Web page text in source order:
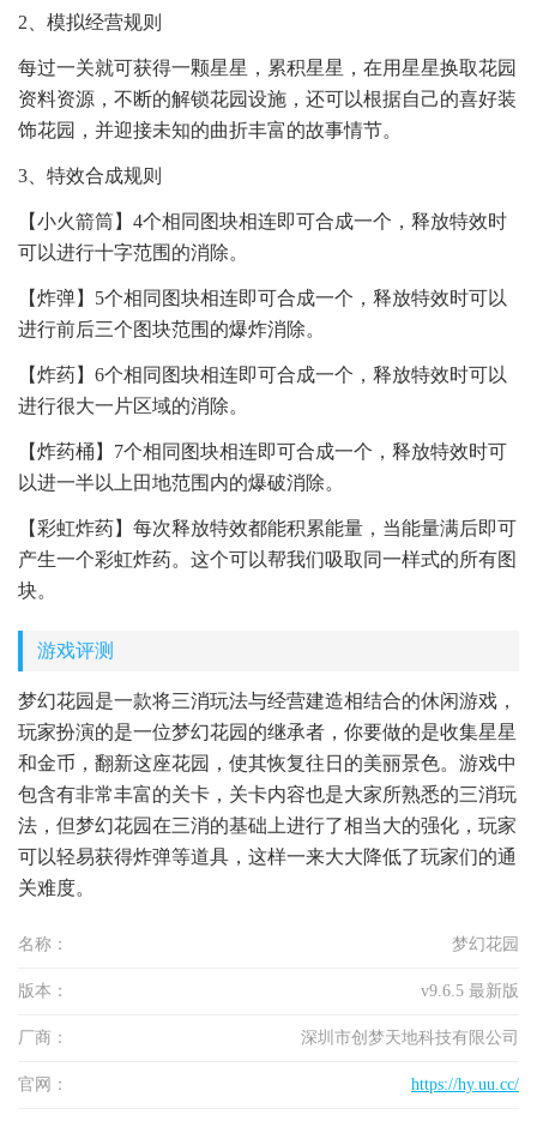
2、模拟经营规则
每过一关就可获得一颗星星，累积星星，在用星星换取花园
资料资源，不断的解锁花园设施，还可以根据自己的喜好装
饰花园，并迎接未知的曲折丰富的故事情节。
3、特效合成规则
【小火箭筒】4个相同图块相连即可合成一个，释放特效时
可以进行十字范围的消除。
【炸弹】5个相同图块相连即可合成一个，释放特效时可以
进行前后三个图块范围的爆炸消除。
【炸药】6个相同图块相连即可合成一个，释放特效时可以
进行很大一片区域的消除。
【炸药桶】7个相同图块相连即可合成一个，释放特效时可
以进一半以上田地范围内的爆破消除。
【彩虹炸药】每次释放特效都能积累能量，当能量满后即可
产生一个彩虹炸药。这个可以帮我们吸取同一样式的所有图
块。
游戏评测
梦幻花园是一款将三消玩法与经营建造相结合的休闲游戏，
玩家扮演的是一位梦幻花园的继承者，你要做的是收集星星
和金币，翻新这座花园，使其恢复往日的美丽景色。游戏中
包含有非常丰富的关卡，关卡内容也是大家所熟悉的三消玩
法，但梦幻花园在三消的基础上进行了相当大的强化，玩家
可以轻易获得炸弹等道具，这样一来大大降低了玩家们的通
关难度。
名称： 梦幻花园
版本： v9.6.5 最新版
厂商： 深圳市创梦天地科技有限公司
官网： https://hy.uu.cc/